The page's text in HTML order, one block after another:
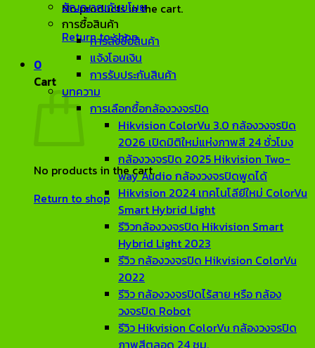
No products in the cart.
Return to shop
0
Cart
No products in the cart.
Return to shop
สัญญาณกันขโมย
การซื้อสินค้า
การสั่งซื้อสินค้า
แจ้งโอนเงิน
การรับประกันสินค้า
บทความ
การเลือกซื้อกล้องวงจรปิด
Hikvision ColorVu 3.0 กล้องวงจรปิด
2026 เปิดมิติใหม่แห่งภาพสี 24 ชั่วโมง
กล้องวงจรปิด 2025 Hikvision Two-
way Audio กล้องวงจรปิดพูดได้
Hikvision 2024 เทคโนโลียีใหม่ ColorVu
Smart Hybrid Light
รีวิวกล้องวงจรปิด Hikvision Smart
Hybrid Light 2023
รีวิว กล้องวงจรปิด Hikvision ColorVu
2022
รีวิว กล้องวงจรปิดไร้สาย หรือ กล้อง
วงจรปิด Robot
รีวิว Hikvision ColorVu กล้องวงจรปิด
ภาพสีตลอด 24 ชม.